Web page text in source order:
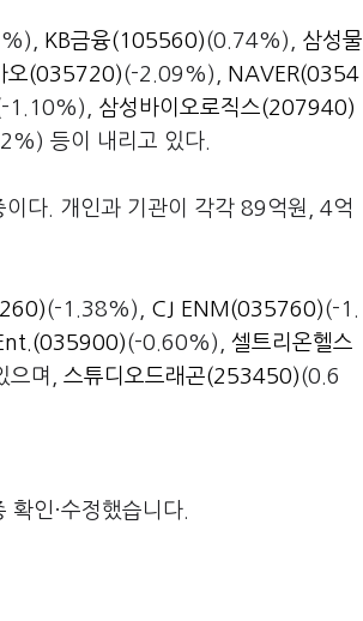
KB금융(105560)(0.74%), 삼성물
오(035720)(-2.09%),
NAVER(0354
1.10%), 삼성바이오로직스(207940)
등이 내리고 있다.
다. 개인과 기관이 각각 89억원, 4억
(-1.38%), CJ ENM(035760)(-1.
(-0.60%), 셀트리온헬스
으며, 스튜디오드래곤(253450)(0.6
인·수정했습니다.